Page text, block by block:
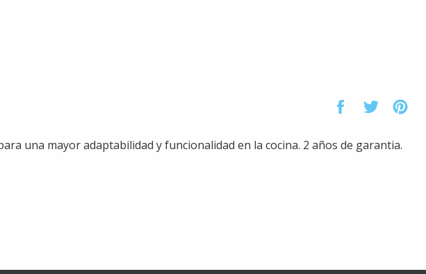
una mayor adaptabilidad y funcionalidad en la cocina. 2 años de garantia.